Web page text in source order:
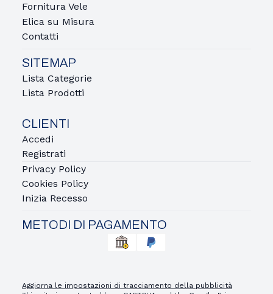
Fornitura Vele
Elica su Misura
Contatti
SITEMAP
Lista Categorie
Lista Prodotti
CLIENTI
Accedi
Registrati
Privacy Policy
Cookies Policy
Inizia Recesso
METODI DI PAGAMENTO
Aggiorna le impostazioni di tracciamento della pubblicità